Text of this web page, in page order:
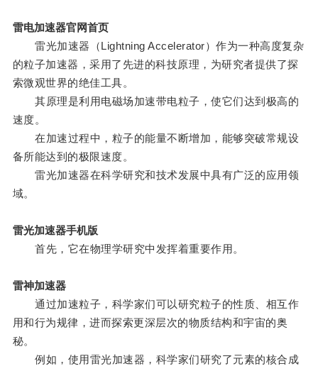
雷电加速器官网首页
雷光加速器（Lightning Accelerator）作为一种高度复杂
的粒子加速器，采用了先进的科技原理，为研究者提供了探
索微观世界的绝佳工具。
其原理是利用电磁场加速带电粒子，使它们达到极高的
速度。
在加速过程中，粒子的能量不断增加，能够突破常规设
备所能达到的极限速度。
雷光加速器在科学研究和技术发展中具有广泛的应用领
域。
雷光加速器手机版
首先，它在物理学研究中发挥着重要作用。
雷神加速器
通过加速粒子，科学家们可以研究粒子的性质、相互作
用和行为规律，进而探索更深层次的物质结构和宇宙的奥
秘。
例如，使用雷光加速器，科学家们研究了元素的核合成